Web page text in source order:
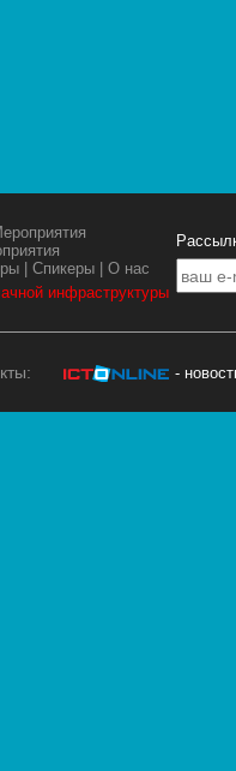
|Спикеры |О нас
инфраструктуры
-